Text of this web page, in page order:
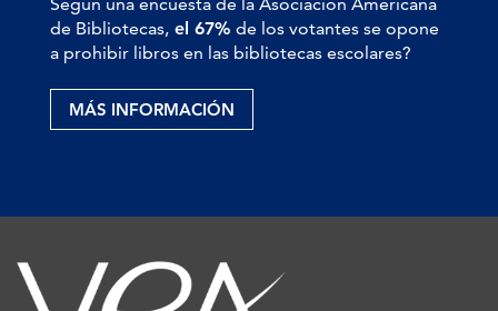
de Bibliotecas, el 67% de los votantes se opone
a prohibir libros en las bibliotecas escolares?
MÁS INFORMACIÓN